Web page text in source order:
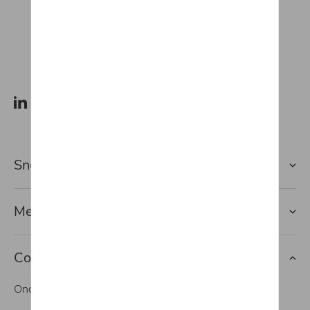
Snel naar
Merken
Contact
Onderhoud